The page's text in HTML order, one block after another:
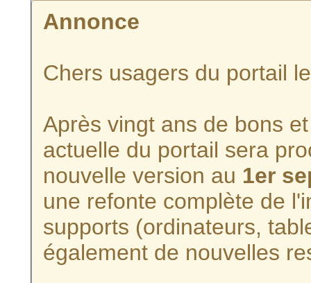
Annonce
Chers usagers du portail
Après vingt ans de bons
actuelle du portail sera
nouvelle version au 1er
une refonte complète de
supports (ordinateurs,
également de nouvelles